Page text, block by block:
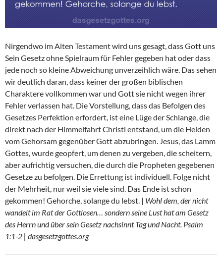
Nirgendwo im Alten Testament wird uns gesagt, dass Gott uns
Sein Gesetz ohne Spielraum für Fehler gegeben hat oder dass
jede noch so kleine Abweichung unverzeihlich wäre. Das sehen
wir deutlich daran, dass keiner der großen biblischen
Charaktere vollkommen war und Gott sie nicht wegen ihrer
Fehler verlassen hat. Die Vorstellung, dass das Befolgen des
Gesetzes Perfektion erfordert, ist eine Lüge der Schlange, die
direkt nach der Himmelfahrt Christi entstand, um die Heiden
vom Gehorsam gegenüber Gott abzubringen. Jesus, das Lamm
Gottes, wurde geopfert, um denen zu vergeben, die scheitern,
aber aufrichtig versuchen, die durch die Propheten gegebenen
Gesetze zu befolgen. Die Errettung ist individuell. Folge nicht
der Mehrheit, nur weil sie viele sind. Das Ende ist schon
gekommen! Gehorche, solange du lebst. | Wohl dem, der nicht
wandelt im Rat der Gottlosen… sondern seine Lust hat am Gesetz
des Herrn und über sein Gesetz nachsinnt Tag und Nacht. Psalm
1:1-2 | dasgesetzgottes.org